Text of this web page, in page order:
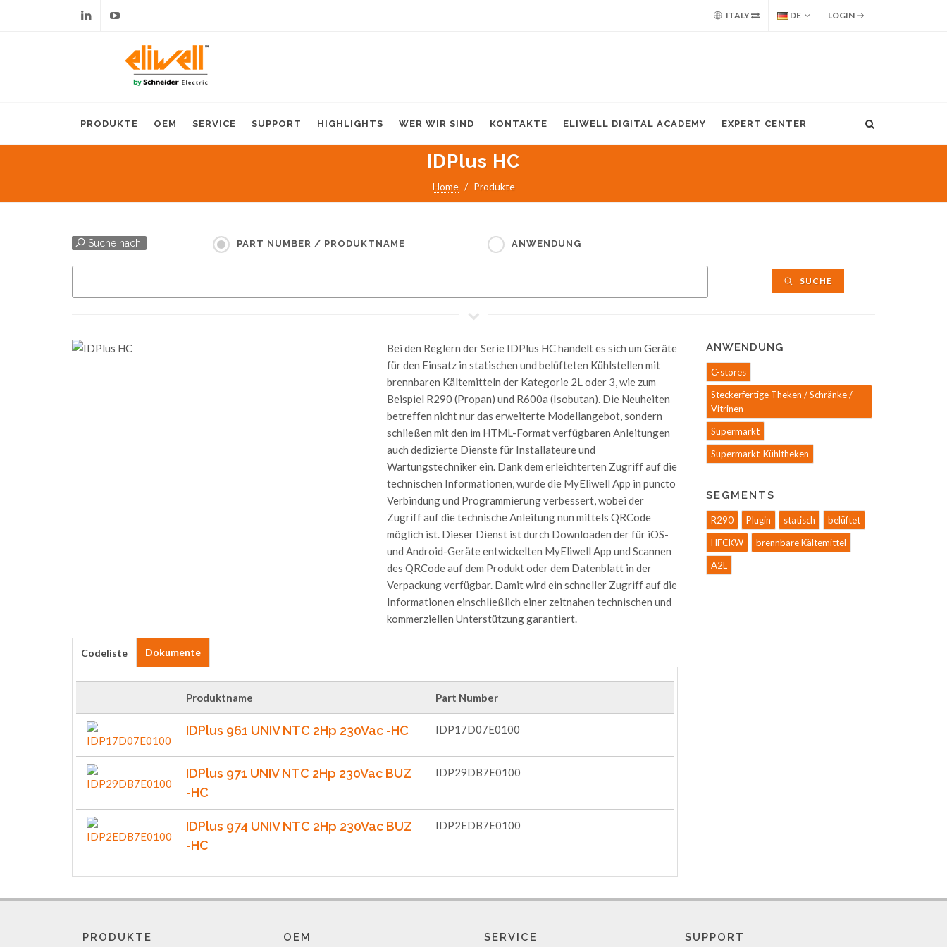
ITALY DE LOGIN
PRODUKTE OEM SERVICE SUPPORT HIGHLIGHTS WER WIR SIND KONTAKTE ELIWELL DIGITAL ACADEMY EXPERT CENTER
IDPlus HC
Home Produkte
Suche nach: PART NUMBER / PRODUKTNAME ANWENDUNG
SUCHE
Bei den Reglern der Serie IDPlus HC handelt es sich um Geräte
für den Einsatz in statischen und belüfteten Kühlstellen mit
brennbaren Kältemitteln der Kategorie 2L oder 3, wie zum
Beispiel R290 (Propan) und R600a (Isobutan). Die Neuheiten
betreffen nicht nur das erweiterte Modellangebot, sondern
schließen mit den im HTML-Format verfügbaren Anleitungen
auch dedizierte Dienste für Installateure und
Wartungstechniker ein. Dank dem erleichterten Zugriff auf die
technischen Informationen, wurde die MyEliwell App in puncto
Verbindung und Programmierung verbessert, wobei der
Zugriff auf die technische Anleitung nun mittels QRCode
möglich ist. Dieser Dienst ist durch Downloaden der für iOS-
und Android-Geräte entwickelten MyEliwell App und Scannen
des QRCode auf dem Produkt oder dem Datenblatt in der
Verpackung verfügbar. Damit wird ein schneller Zugriff auf die
Informationen einschließlich einer zeitnahen technischen und
kommerziellen Unterstützung garantiert.
Codeliste Dokumente
Produktname Part Number
IDPlus 961 UNIV NTC 2Hp 230Vac -HC IDP17D07E0100
IDPlus 971 UNIV NTC 2Hp 230Vac BUZ
-HC
IDP29DB7E0100
IDPlus 974 UNIV NTC 2Hp 230Vac BUZ
-HC
IDP2EDB7E0100
ANWENDUNG
C-stores
Steckerfertige Theken / Schränke /
Vitrinen
Supermarkt
Supermarkt-Kühltheken
SEGMENTS
R290 Plugin statisch
belüftet
HFCKW
brennbare Kältemittel
A2L
PRODUKTE OEM SERVICE SUPPORT